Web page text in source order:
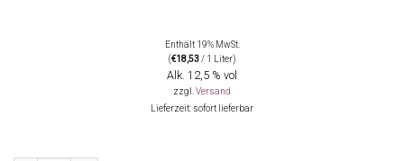
Enthält 19% MwSt.
(€18,53/ 1 Liter)
Alk. 12,5 % vol
zzgl.Versand
Lieferzeit: sofort lieferbar